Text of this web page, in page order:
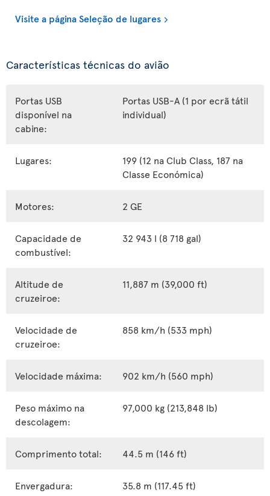
Visite a página Seleção de lugares
Características técnicas do avião
Portas USB
disponível na
cabine:
Portas USB-A (1 por ecrã tátil
individual)
Lugares:
199 (12 na Club Class, 187 na
Classe Económica)
Motores: 2 GE
Capacidade de
combustível:
32 943 l (8 718 gal)
Altitude de
cruzeiroe:
11,887 m (39,000 ft)
Velocidade de
cruzeiroe:
858 km/h (533 mph)
Velocidade máxima: 902 km/h (560 mph)
Peso máximo na
descolagem:
97,000 kg (213,848 lb)
Comprimento total: 44.5 m (146 ft)
Envergadura: 35.8 m (117.45 ft)